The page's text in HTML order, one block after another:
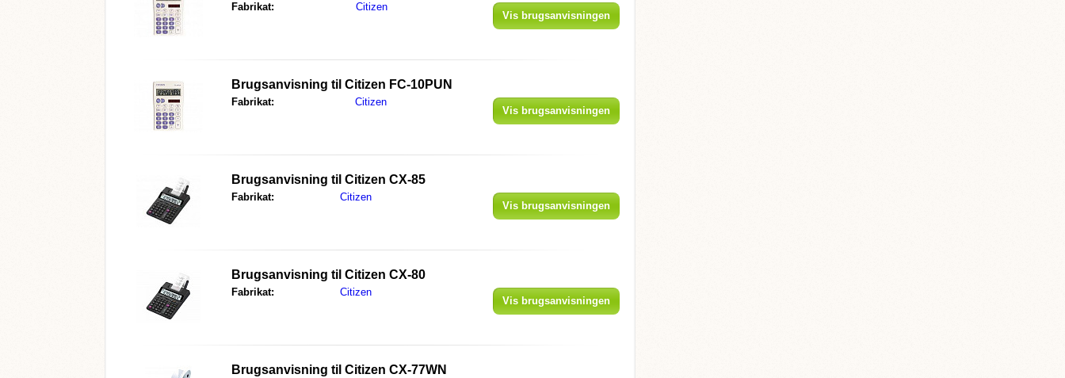
Fabrikat: Citizen
Vis brugsanvisningen
Brugsanvisning til Citizen FC-10PUN
Fabrikat: Citizen
Vis brugsanvisningen
Brugsanvisning til Citizen CX-85
Fabrikat: Citizen
Vis brugsanvisningen
Brugsanvisning til Citizen CX-80
Fabrikat: Citizen
Vis brugsanvisningen
Brugsanvisning til Citizen CX-77WN